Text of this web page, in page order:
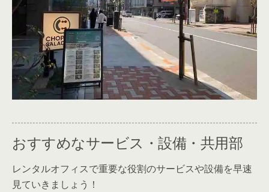
おすすめなサービス・設備・共用部
レンタルオフィスで重要な役割のサービスや設備を早速
見ていきましょう！